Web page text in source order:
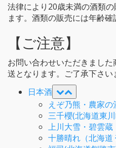
法律により20歳未満の酒類
ます。酒類の販売には年齢確
【ご注意】
お問い合わせいただきまし
送となります。ご了承下さい
日本酒
えぞ乃熊・農家の
三千櫻(北海道東
上川大雪・碧雲蔵
十勝晴れ（北海道